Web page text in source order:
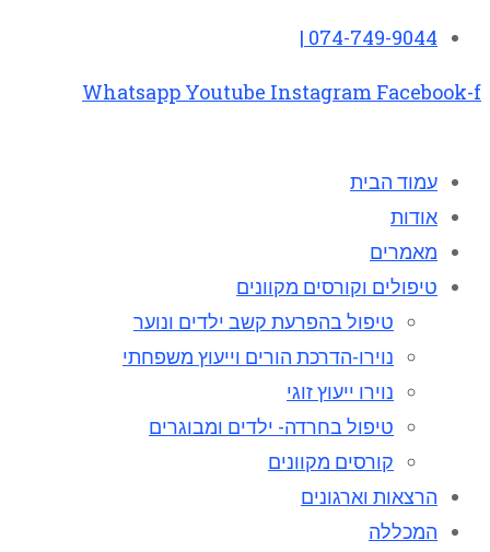
074-749-9044 |
Whatsapp Youtube Instagram Facebook-f
עמוד הבית
אודות
מאמרים
טיפולים וקורסים מקוונים
טיפול בהפרעת קשב ילדים ונוער
נוירו-הדרכת הורים וייעוץ משפחתי
נוירו ייעוץ זוגי
טיפול בחרדה- ילדים ומבוגרים
קורסים מקוונים
הרצאות וארגונים
המכללה